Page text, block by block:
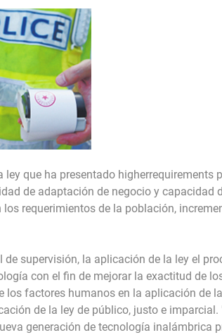
que ha presentado higherrequirements
de adaptación de negocio y capacidad
requerimientos de la población,
supervisión, la aplicación de la ley el
con el fin de mejorar la exactitud de
factores humanos en la aplicación de
de la ley de público, justo e
generación de tecnología inalámbrica